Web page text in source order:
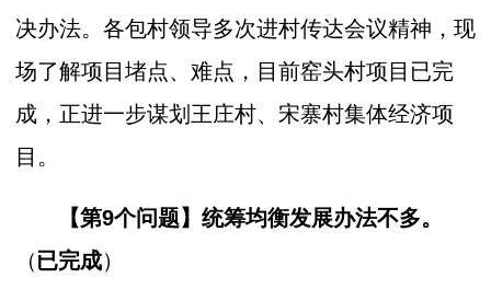
决办法。各包村领导多次进村传达会议精神，现
场了解项目堵点、难点，目前窑头村项目已完
成，正进一步谋划王庄村、宋寨村集体经济项
目。
【第9个问题】统筹均衡发展办法不多。
（已完成）